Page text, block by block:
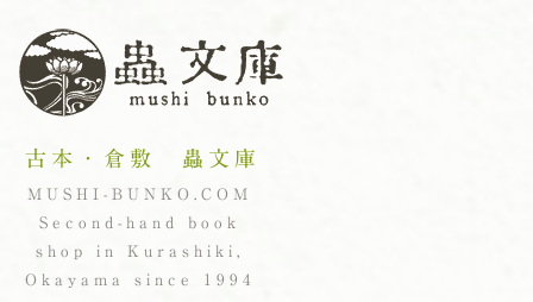
古本・倉敷 蟲文庫
MUSHI-BUNKO.COM
Second-hand book
shop in Kurashiki,
Okayama since 1994